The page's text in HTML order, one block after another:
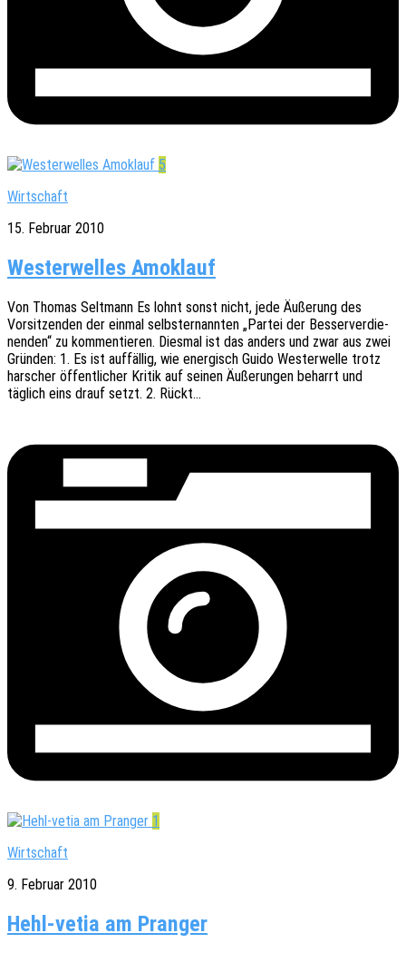
5
Wirtschaft
15. Februar 2010
Westerwelles Amoklauf
Von Thomas Selt­mann Es lohnt sonst nicht, jede Äuße­rung des
Vorsit­zen­den der einmal selbst­er­nann­ten „Partei der Besser­ver­die­
nen­den“ zu kommen­tie­ren. Dies­mal ist das anders und zwar aus zwei
Grün­den: 1. Es ist auffäl­lig, wie ener­gisch Guido Wester­wel­le trotz
harscher öffent­li­cher Kritik auf seinen Äuße­run­gen beharrt und
täglich eins drauf setzt. 2. Rückt…
1
Wirtschaft
9. Februar 2010
Hehl-vetia am Pranger